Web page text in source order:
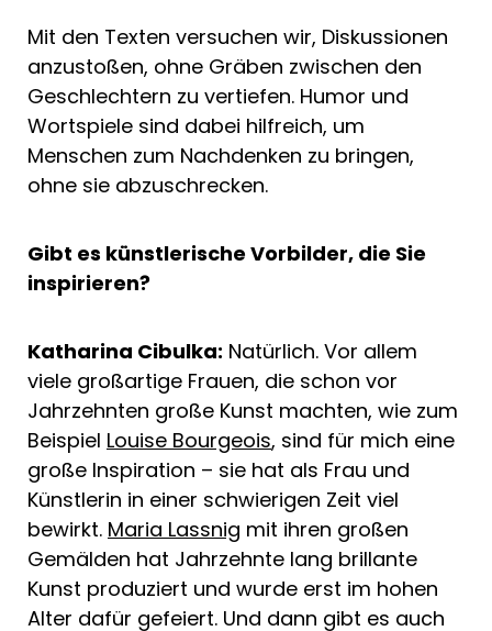
Mit den Texten versuchen wir, Diskussionen
anzustoßen, ohne Gräben zwischen den
Geschlechtern zu vertiefen. Humor und
Wortspiele sind dabei hilfreich, um
Menschen zum Nachdenken zu bringen,
ohne sie abzuschrecken.
Gibt es künstlerische Vorbilder, die Sie
inspirieren?
Katharina Cibulka: Natürlich. Vor allem
viele großartige Frauen, die schon vor
Jahrzehnten große Kunst machten, wie zum
Beispiel Louise Bourgeois, sind für mich eine
große Inspiration – sie hat als Frau und
Künstlerin in einer schwierigen Zeit viel
bewirkt. Maria Lassnig mit ihren großen
Gemälden hat Jahrzehnte lang brillante
Kunst produziert und wurde erst im hohen
Alter dafür gefeiert. Und dann gibt es auch